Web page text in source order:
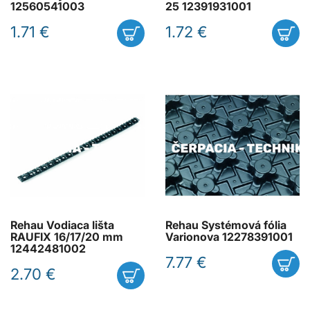
12560541003
1.71 €
25 12391931001
1.72 €
Rehau Vodiaca lišta
RAUFIX 16/17/20 mm
12442481002
2.70 €
Rehau Systémová fólia
Varionova 12278391001
7.77 €